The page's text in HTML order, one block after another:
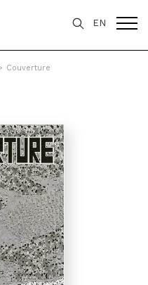
EN
Couverture